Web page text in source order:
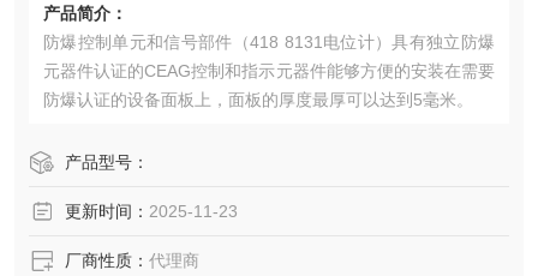
产品简介：
防爆控制单元和信号部件（418 8131电位计）具有独立防爆
元器件认证的CEAG控制和指示元器件能够方便的安装在需要
防爆认证的设备面板上，面板的厚度最厚可以达到5毫米。
产品型号：
更新时间： 2025-11-23
厂商性质： 代理商